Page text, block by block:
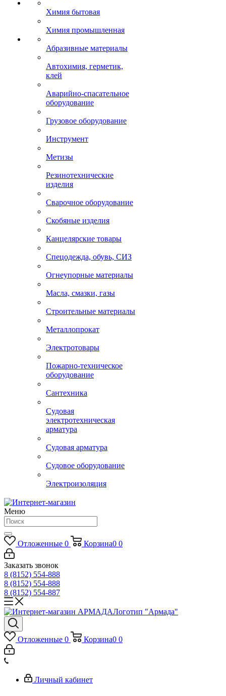
Химия бытовая
Химия промышленная
Абразивные материалы
Автохимия, герметик,
клей
Аварийно-спасательное
оборудование
Грузовое оборудование
Инструмент
Метизы
Резинотехнические
изделия
Сварочное оборудование
Скобяные изделия
Канцелярские товары
Спецодежда, обувь, СИЗ
Огнеупорные материалы
Масла, смазки, газы
Строительные материалы
Металлопрокат
Электротовары
Пожарно-техническое
оборудование
Сантехника
Судовая
электротехническая
арматура
Судовая арматура
Судовое оборудование
Электроизоляция
Меню
Отложенные 0 Корзина0 0
Заказать звонок
8 (8152) 554-888
8 (8152) 554-888
8 (8152) 554-887
Логотип "Армада"
Отложенные 0 Корзина0 0
Личный кабинет